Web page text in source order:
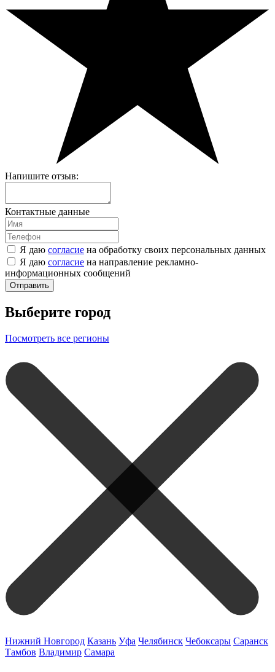
Напишите отзыв:
Контактные данные
Я даю согласие на обработку своих персональных данных
Я даю согласие на направление рекламно-
информационных сообщений
Отправить
Выберите город
Посмотреть все регионы
Нижний Новгород Казань Уфа Челябинск Чебоксары Саранск
Тамбов Владимир Самара